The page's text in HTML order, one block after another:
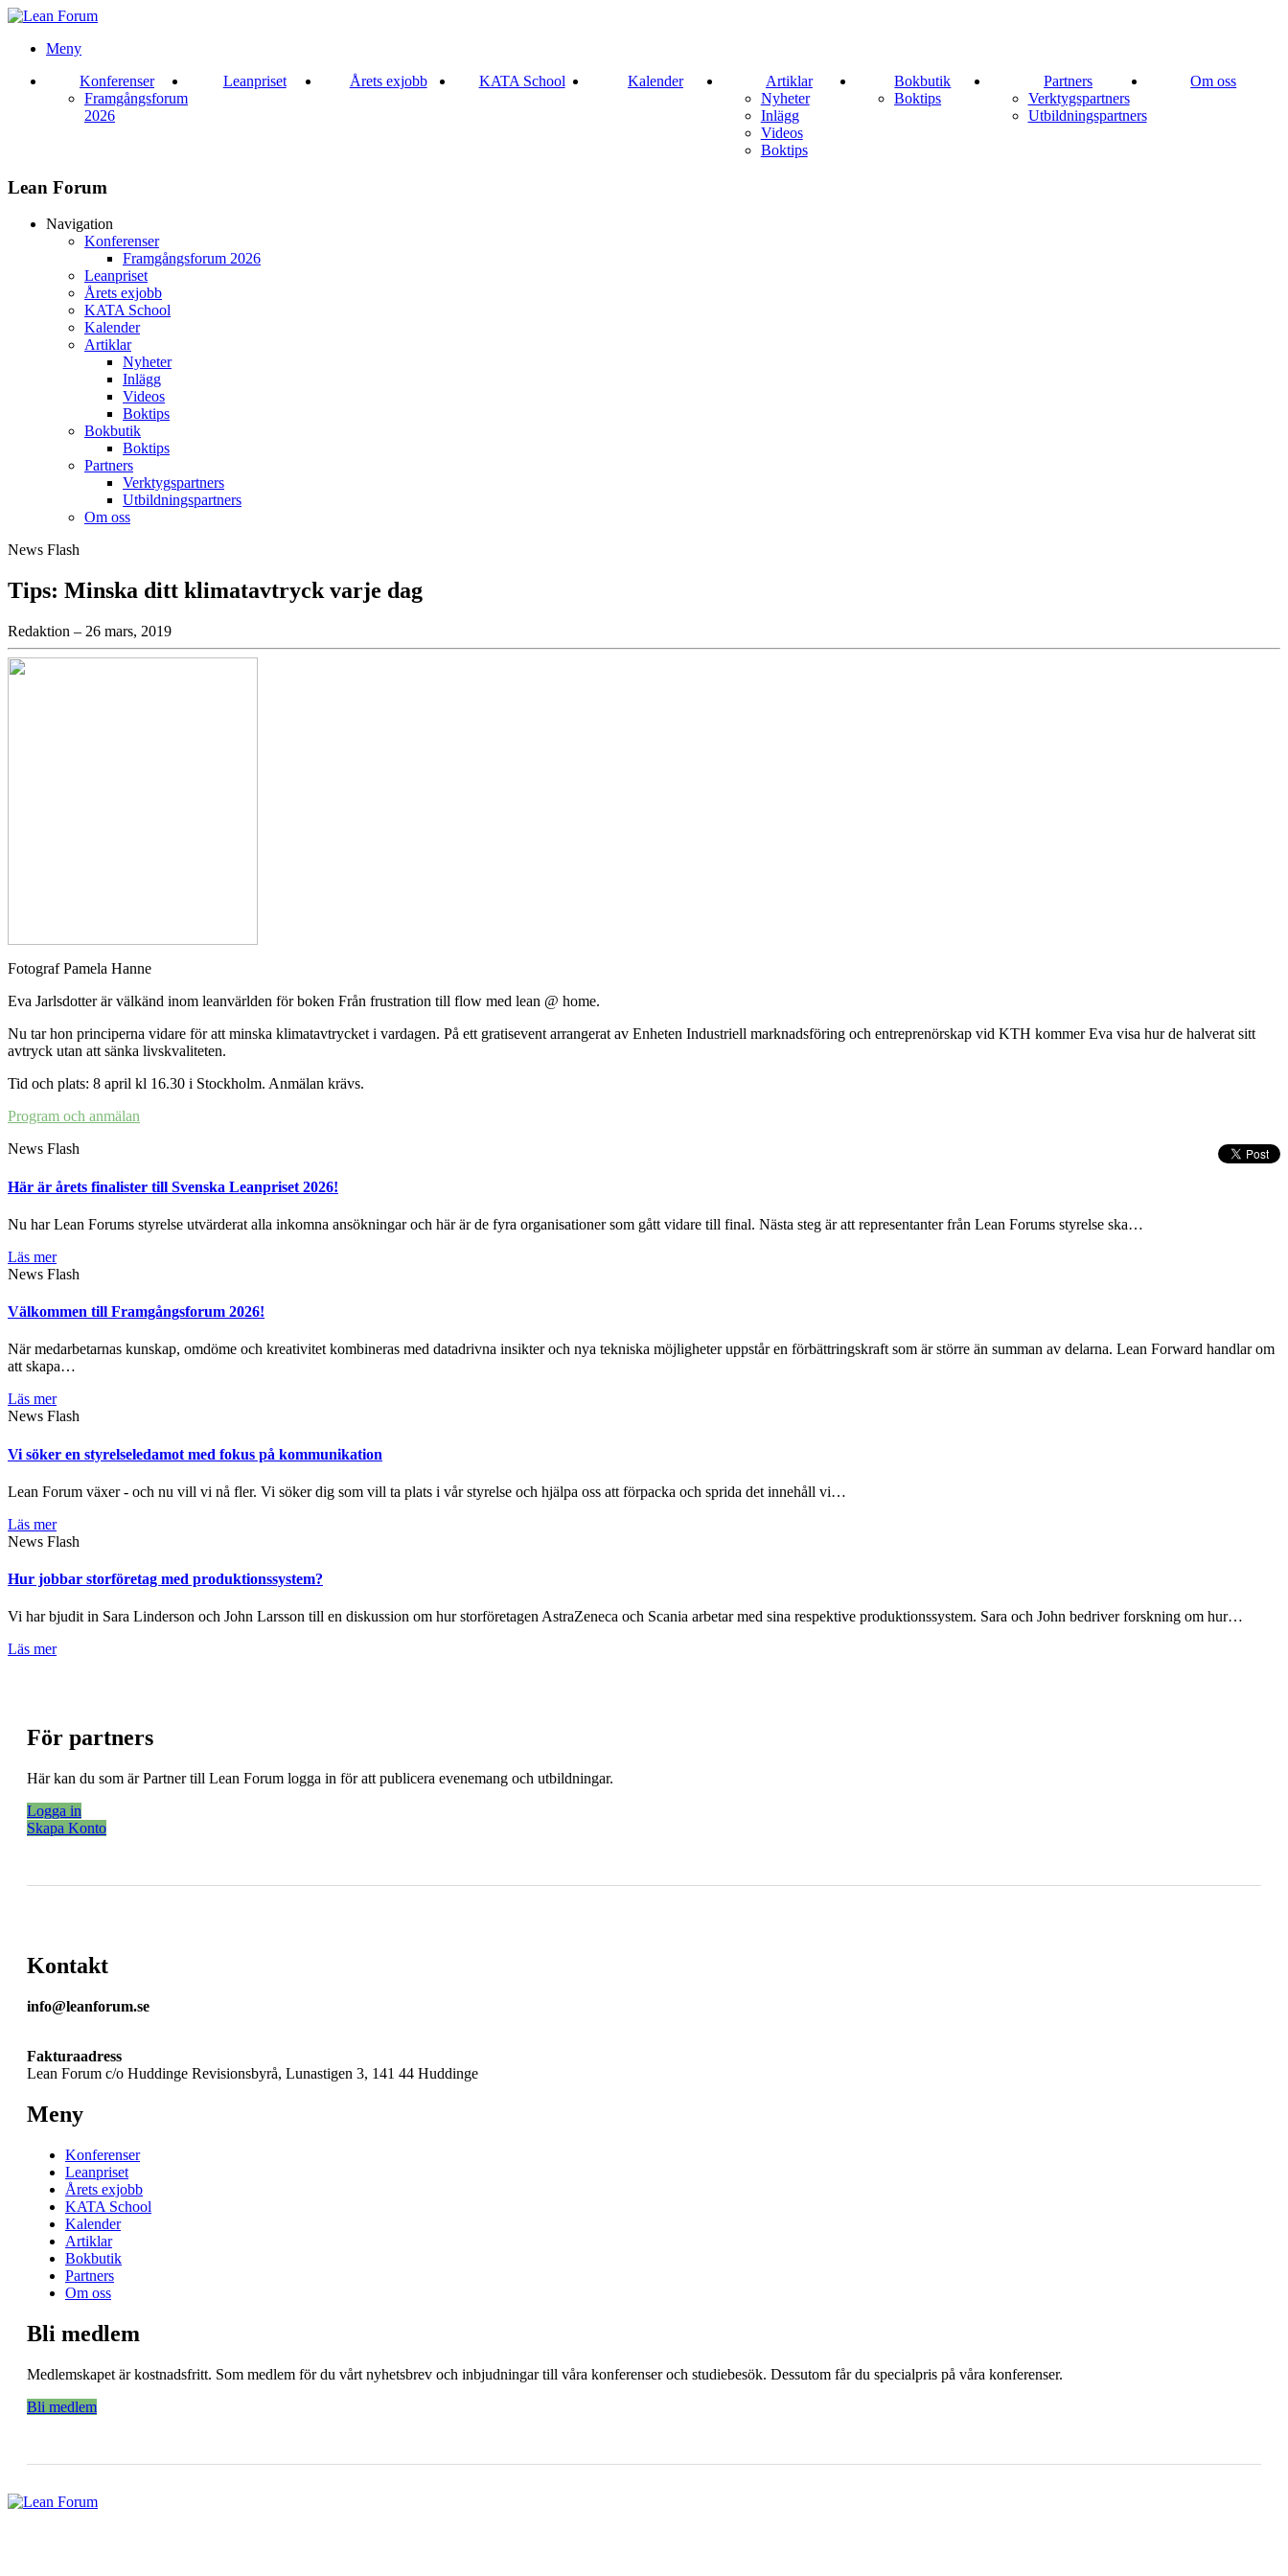
Meny
Konferenser
Framgångsforum
2026
Leanpriset Årets exjobb KATA School Kalender
Artiklar
Nyheter
Inlägg
Videos
Boktips
Bokbutik
Boktips
Partners
Verktygspartners
Utbildningspartners
Om oss
Lean Forum
Navigation
Konferenser
Framgångsforum 2026
Leanpriset
Årets exjobb
KATA School
Kalender
Artiklar
Nyheter
Inlägg
Videos
Boktips
Bokbutik
Boktips
Partners
Verktygspartners
Utbildningspartners
Om oss
News Flash
Tips: Minska ditt klimatavtryck varje dag
Redaktion – 26 mars, 2019
Fotograf Pamela Hanne
Eva Jarlsdotter är välkänd inom leanvärlden för boken Från frustration till flow med lean @ home.
Nu tar hon principerna vidare för att minska klimatavtrycket i vardagen. På ett gratisevent arrangerat av Enheten Industriell marknadsföring och entreprenörskap vid KTH kommer Eva visa hur de halverat sitt
avtryck utan att sänka livskvaliteten.
Tid och plats: 8 april kl 16.30 i Stockholm. Anmälan krävs.
Program och anmälan
News Flash
Här är årets finalister till Svenska Leanpriset 2026!
Nu har Lean Forums styrelse utvärderat alla inkomna ansökningar och här är de fyra organisationer som gått vidare till final. Nästa steg är att representanter från Lean Forums styrelse ska…
Läs mer
News Flash
Välkommen till Framgångsforum 2026!
När medarbetarnas kunskap, omdöme och kreativitet kombineras med datadrivna insikter och nya tekniska möjligheter uppstår en förbättringskraft som är större än summan av delarna. Lean Forward handlar om
att skapa…
Läs mer
News Flash
Vi söker en styrelseledamot med fokus på kommunikation
Lean Forum växer - och nu vill vi nå fler. Vi söker dig som vill ta plats i vår styrelse och hjälpa oss att förpacka och sprida det innehåll vi…
Läs mer
News Flash
Hur jobbar storföretag med produktionssystem?
Vi har bjudit in Sara Linderson och John Larsson till en diskussion om hur storföretagen AstraZeneca och Scania arbetar med sina respektive produktionssystem. Sara och John bedriver forskning om hur…
Läs mer
För partners
Här kan du som är Partner till Lean Forum logga in för att publicera evenemang och utbildningar.
Logga in
Skapa Konto
Kontakt
info@leanforum.se
Fakturaadress
Lean Forum c/o Huddinge Revisionsbyrå, Lunastigen 3, 141 44 Huddinge
Meny
Konferenser
Leanpriset
Årets exjobb
KATA School
Kalender
Artiklar
Bokbutik
Partners
Om oss
Bli medlem
Medlemskapet är kostnadsfritt. Som medlem för du vårt nyhetsbrev och inbjudningar till våra konferenser och studiebesök. Dessutom får du specialpris på våra konferenser.
Bli medlem